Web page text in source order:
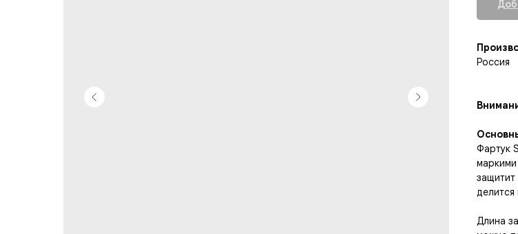
Россия
Фартук
делится
Длина